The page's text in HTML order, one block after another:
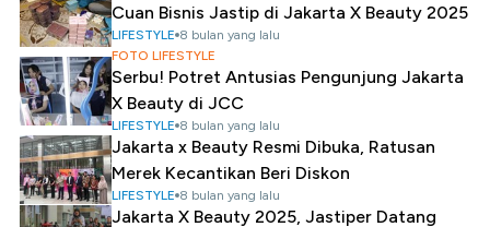
Cuan Bisnis Jastip di Jakarta X Beauty 2025
LIFESTYLE 8 bulan yang lalu
FOTO LIFESTYLE
Serbu! Potret Antusias Pengunjung Jakarta
X Beauty di JCC
LIFESTYLE 8 bulan yang lalu
Jakarta x Beauty Resmi Dibuka, Ratusan
Merek Kecantikan Beri Diskon
LIFESTYLE 8 bulan yang lalu
Jakarta X Beauty 2025, Jastiper Datang